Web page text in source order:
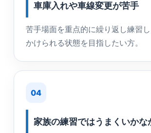
車庫入れや車線変更が苦手
苦手場面を重点的に繰り返し練習
かけられる状態を目指したい方。
04
家族の練習ではうまくいかな